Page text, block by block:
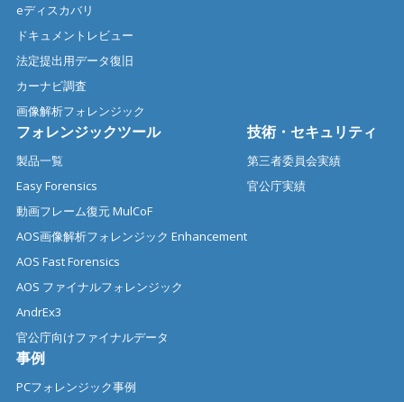
eディスカバリ
ドキュメントレビュー
法定提出用データ復旧
カーナビ調査
画像解析フォレンジック
フォレンジックツール
製品一覧
Easy Forensics
動画フレーム復元 MulCoF
AOS画像解析フォレンジック Enhancement
AOS Fast Forensics
AOS ファイナルフォレンジック
AndrEx3
官公庁向けファイナルデータ
技術・セキュリティ
第三者委員会実績
官公庁実績
事例
PCフォレンジック事例